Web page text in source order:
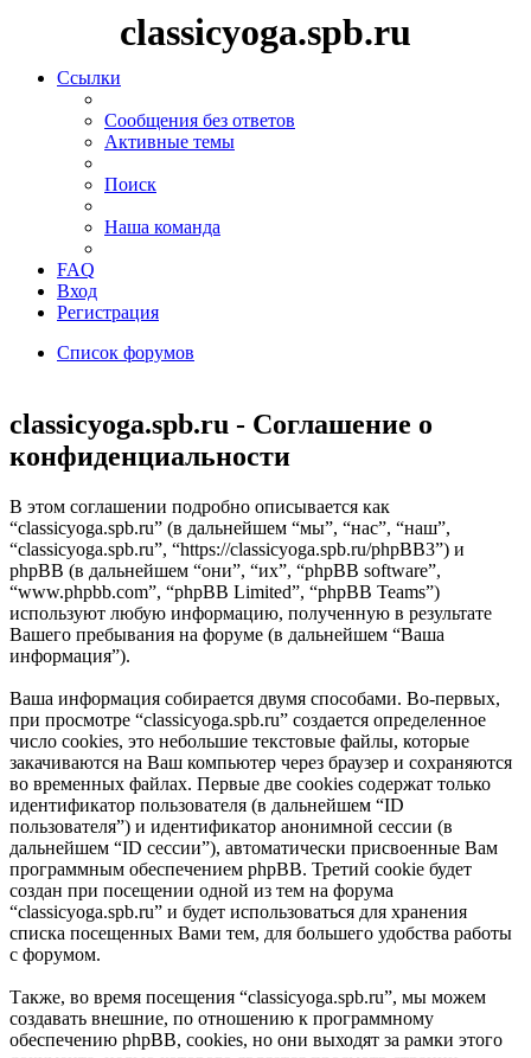
classicyoga.spb.ru
Ссылки
Сообщения без ответов
Активные темы
Поиск
Наша команда
FAQ
Вход
Регистрация
Список форумов
classicyoga.spb.ru - Соглашение о
конфиденциальности
В этом соглашении подробно описывается как
“classicyoga.spb.ru” (в дальнейшем “мы”, “нас”, “наш”,
“classicyoga.spb.ru”, “https://classicyoga.spb.ru/phpBB3”) и
phpBB (в дальнейшем “они”, “их”, “phpBB software”,
“www.phpbb.com”, “phpBB Limited”, “phpBB Teams”)
используют любую информацию, полученную в результате
Вашего пребывания на форуме (в дальнейшем “Ваша
информация”).
Ваша информация собирается двумя способами. Во-первых,
при просмотре “classicyoga.spb.ru” создается определенное
число cookies, это небольшие текстовые файлы, которые
закачиваются на Ваш компьютер через браузер и сохраняются
во временных файлах. Первые две cookies содержат только
идентификатор пользователя (в дальнейшем “ID
пользователя”) и идентификатор анонимной сессии (в
дальнейшем “ID сессии”), автоматически присвоенные Вам
программным обеспечением phpBB. Третий cookie будет
создан при посещении одной из тем на форума
“classicyoga.spb.ru” и будет использоваться для хранения
списка посещенных Вами тем, для большего удобства работы
с форумом.
Также, во время посещения “classicyoga.spb.ru”, мы можем
создавать внешние, по отношению к программному
обеспечению phpBB, cookies, но они выходят за рамки этого